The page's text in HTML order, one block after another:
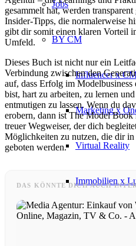
Jobs
BY CM
Influencer x
Marketing x
Virtual Reality
Immobilien x
Magazine x FIV
gesammelt hat, werden
Insider-Tipps, die normalerweise
gibt dir somit einen klaren Vorteil
Umfeld.
Dieses Buch ist nicht nur ein
Verbindung zwischen den
auf, dass Erfolg im
bist, hart zu arbeiten, zu lernen
entmutigen zu lassen. Wenn du
erobern, dann ist The Model
treuer Wegweiser, der dich
Möglichkeiten zu nutzen, die dir in
geboten werden.
DAS KÖNNTE DICH AUCH